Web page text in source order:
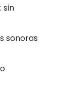
sin
sonoras